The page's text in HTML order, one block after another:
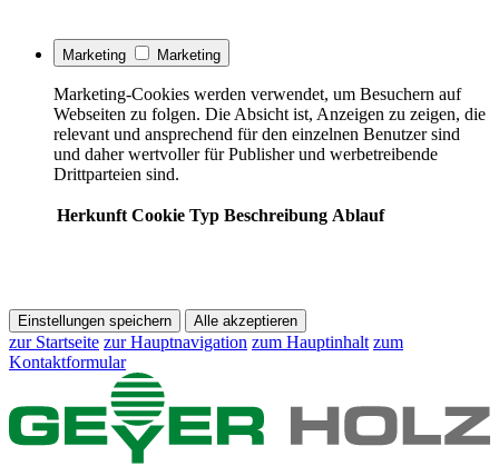
Marketing Marketing
Marketing-Cookies werden verwendet, um Besuchern auf
Webseiten zu folgen. Die Absicht ist, Anzeigen zu zeigen, die
relevant und ansprechend für den einzelnen Benutzer sind
und daher wertvoller für Publisher und werbetreibende
Drittparteien sind.
Herkunft Cookie Typ Beschreibung Ablauf
Einstellungen speichern Alle akzeptieren
zur Startseite zur Hauptnavigation zum Hauptinhalt zum
Kontaktformular